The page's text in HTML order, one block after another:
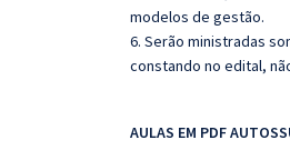
modelos de gestão.
6. Serão ministradas
constando no edital,
AULAS EM PDF